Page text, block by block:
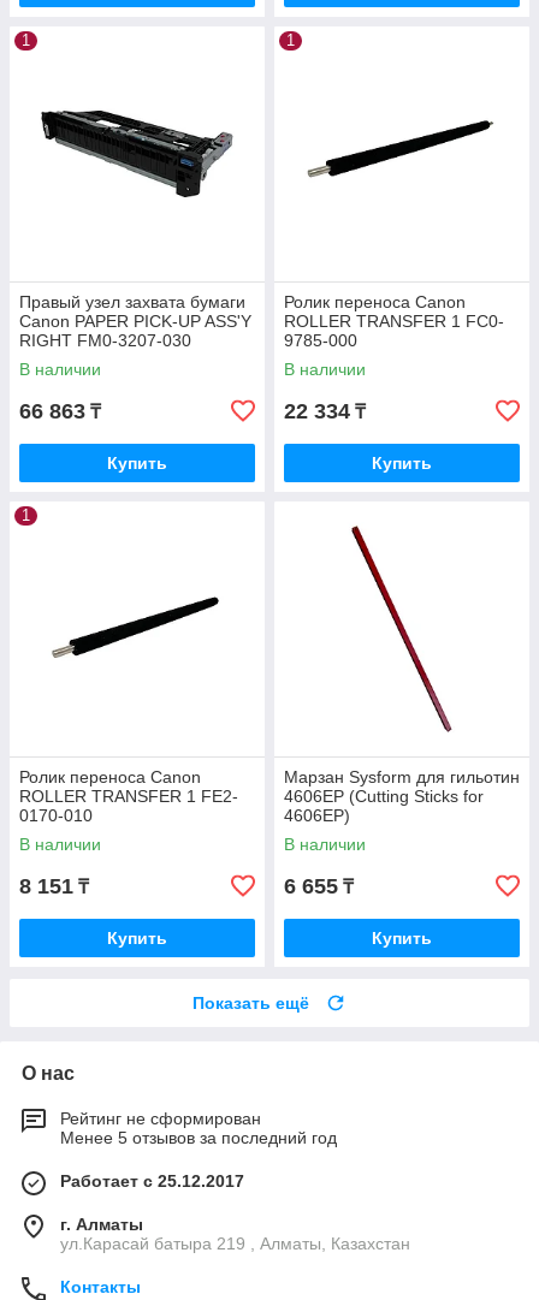
1
Правый узел захвата бумаги
Canon PAPER PICK-UP ASS'Y
RIGHT FM0-3207-030
В наличии
66 863 ₸
Купить
1
Ролик переноса Canon
ROLLER TRANSFER 1 FC0-
9785-000
В наличии
22 334 ₸
Купить
1
Ролик переноса Canon
ROLLER TRANSFER 1 FE2-
0170-010
В наличии
8 151 ₸
Купить
Марзан Sysform для гильотин
4606EP (Cutting Sticks for
4606EP)
В наличии
6 655 ₸
Купить
Показать ещё
О нас
Рейтинг не сформирован
Менее 5 отзывов за последний год
Работает с 25.12.2017
г. Алматы
ул.Карасай батыра 219 , Алматы, Казахстан
Контакты